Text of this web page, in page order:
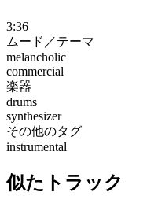
3:36
ムード／テーマ
melancholic
commercial
楽器
drums
synthesizer
その他のタグ
instrumental
似たトラック